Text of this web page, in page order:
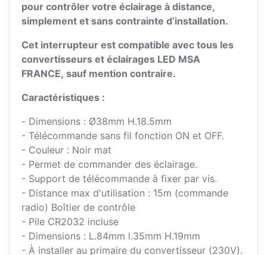
pour contrôler votre éclairage à distance,
simplement et sans contrainte d’installation.
Cet interrupteur est compatible avec tous les
convertisseurs et éclairages LED MSA
FRANCE, sauf mention contraire.
Caractéristiques :
- Dimensions : Ø38mm H.18.5mm
- Télécommande sans fil fonction ON et OFF.
- Couleur : Noir mat
- Permet de commander des éclairage.
- Support de télécommande à fixer par vis.
- Distance max d'utilisation : 15m (commande
radio) Boîtier de contrôle
- Pile CR2032 incluse
- Dimensions : L.84mm l.35mm H.19mm
- À installer au primaire du convertisseur (230V).